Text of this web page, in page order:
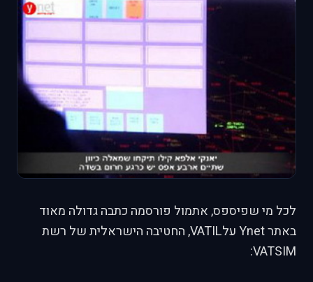
לכל מי שפיספס, אתמול פורסמה כתבה גדולה מאוד
באתר Ynet עלVATIL, החטיבה הישראלית של רשת
VATSIM: